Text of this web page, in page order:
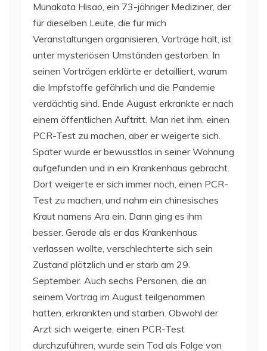
Munakata Hisao, ein 73-jähriger Mediziner, der
für dieselben Leute, die für mich
Veranstaltungen organisieren, Vorträge hält, ist
unter mysteriösen Umständen gestorben. In
seinen Vorträgen erklärte er detailliert, warum
die Impfstoffe gefährlich und die Pandemie
verdächtig sind. Ende August erkrankte er nach
einem öffentlichen Auftritt. Man riet ihm, einen
PCR-Test zu machen, aber er weigerte sich.
Später wurde er bewusstlos in seiner Wohnung
aufgefunden und in ein Krankenhaus gebracht.
Dort weigerte er sich immer noch, einen PCR-
Test zu machen, und nahm ein chinesisches
Kraut namens Ara ein. Dann ging es ihm
besser. Gerade als er das Krankenhaus
verlassen wollte, verschlechterte sich sein
Zustand plötzlich und er starb am 29.
September. Auch sechs Personen, die an
seinem Vortrag im August teilgenommen
hatten, erkrankten und starben. Obwohl der
Arzt sich weigerte, einen PCR-Test
durchzuführen, wurde sein Tod als Folge von